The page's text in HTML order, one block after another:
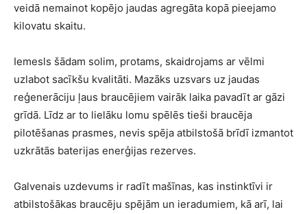
veidā nemainot kopējo jaudas agregāta kopā pieejamo
kilovatu skaitu.
Iemesls šādam solim, protams, skaidrojams ar vēlmi
uzlabot sacīkšu kvalitāti. Mazāks uzsvars uz jaudas
reģenerāciju ļaus braucējiem vairāk laika pavadīt ar gāzi
grīdā. Līdz ar to lielāku lomu spēlēs tieši braucēja
pilotēšanas prasmes, nevis spēja atbilstošā brīdī izmantot
uzkrātās baterijas enerģijas rezerves.
Galvenais uzdevums ir radīt mašīnas, kas instinktīvi ir
atbilstošākas braucēju spējām un ieradumiem, kā arī, lai